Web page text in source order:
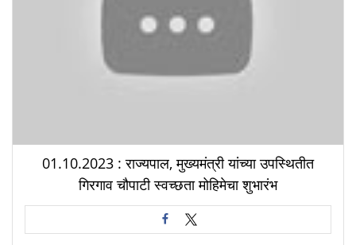
01.10.2023 : राज्यपाल, मुख्यमंत्री यांच्या उपस्थितीत
गिरगाव चौपाटी स्वच्छता मोहिमेचा शुभारंभ